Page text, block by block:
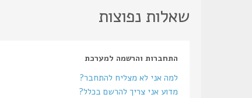
שאלות נפוצות
התחברות והרשמה למערכת
למה אני לא מצליח להתחבר?
מדוע אני צריך להרשם בכלל?